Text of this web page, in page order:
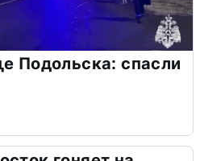
Подольска: спасли